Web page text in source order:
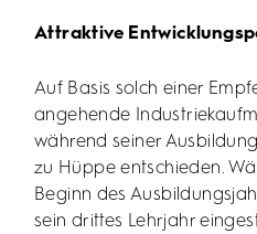
Attraktive
Auf Basis solch einer
angehende
während seiner
zu Hüppe entschieden.
Beginn des
sein drittes Lehrjahr